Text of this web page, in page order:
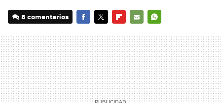
8 comentarios
MAIL